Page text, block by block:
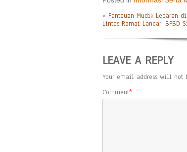
« Pantauan Mudik Lebaran
Lintas Ramai Lancar, BPBD
LEAVE A REPLY
Your email address will not
Comment*